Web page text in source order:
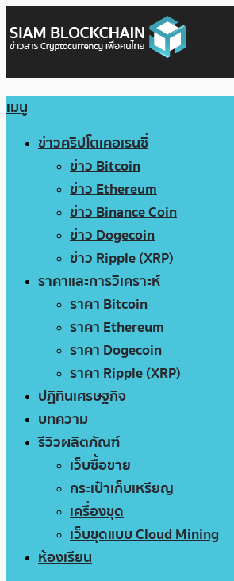
เมนู
ข่าวคริปโตเคอเรนซี่
ข่าว Bitcoin
ข่าว Ethereum
ข่าว Binance Coin
ข่าว Dogecoin
ข่าว Ripple (XRP)
ราคาและการวิเคราะห์
ราคา Bitcoin
ราคา Ethereum
ราคา Dogecoin
ราคา Ripple (XRP)
ปฏิทินเศรษฐกิจ
บทความ
รีวิวผลิตภัณฑ์
เว็บซื้อขาย
กระเป๋าเก็บเหรียญ
เครื่องขุด
เว็บขุดแบบ Cloud Mining
ห้องเรียน